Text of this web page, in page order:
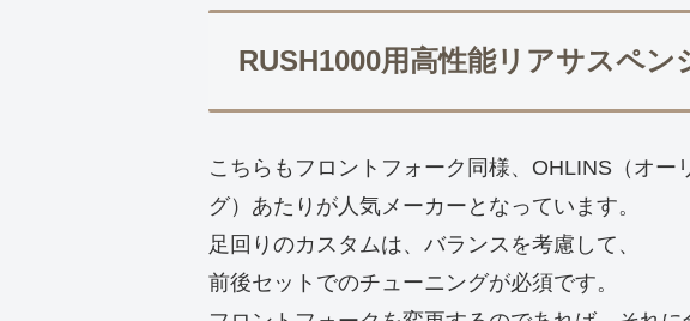
RUSH1000用高性能リアサスペン
こちらもフロントフォーク同様、OHLINS（オ
グ）あたりが人気メーカーとなっています。
足回りのカスタムは、バランスを考慮して、
前後セットでのチューニングが必須です。